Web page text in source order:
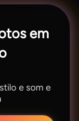
em
e som e